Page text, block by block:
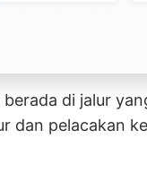
berada di jalur
dan pelacakan